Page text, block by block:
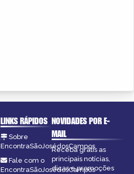
LINKS RÁPIDOS
Sobre
EncontraSãoJosédosCampos
Fale com o
EncontraSãoJosédosCampos
NOVIDADES POR E-
MAIL
Receba grátis as
principais notícias,
dicas e promoções